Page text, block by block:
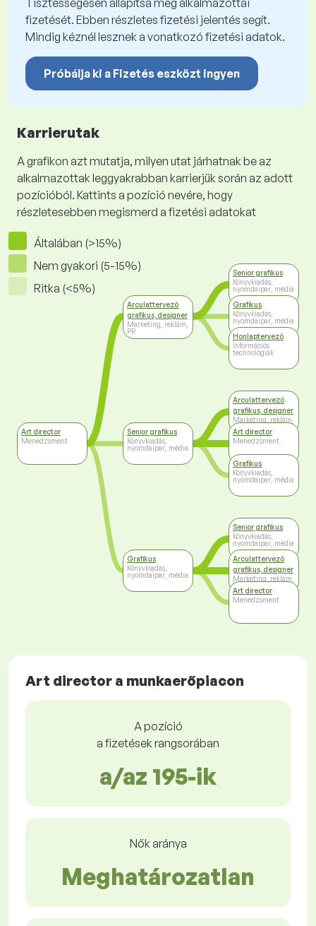
Tisztességesen állapítsa meg alkalmazottai
fizetését. Ebben részletes fizetési jelentés segít.
Mindig kéznél lesznek a vonatkozó fizetési adatok.
Próbálja ki a Fizetés eszközt ingyen
Karrierutak
A grafikon azt mutatja, milyen utat járhatnak be az
alkalmazottak leggyakrabban karrierjük során az adott
pozícióból. Kattints a pozíció nevére, hogy
részletesebben megismerd a fizetési adatokat
Általában (>15%)
Nem gyakori (5-15%)
Ritka (<5%)
Art director
Menedzsment
Arculattervező
grafikus, designer
Marketing, reklám,
PR
Senior grafikus
Könyvkiadás,
nyomdaipar, média
Grafikus
Könyvkiadás,
nyomdaipar, média
Senior grafikus
Könyvkiadás,
nyomdaipar, média
Grafikus
Könyvkiadás,
nyomdaipar, média
Honlaptervező
Információs
technológiák
Arculattervező
grafikus, designer
Marketing, reklám,
PR
Art director
Menedzsment
Grafikus
Könyvkiadás,
nyomdaipar, média
Senior grafikus
Könyvkiadás,
nyomdaipar, média
Arculattervező
grafikus, designer
Marketing, reklám,
PR
Art director
Menedzsment
Art director a munkaerőpiacon
A pozíció
a fizetések rangsorában
a/az 195-ik
Nők aránya
Meghatározatlan